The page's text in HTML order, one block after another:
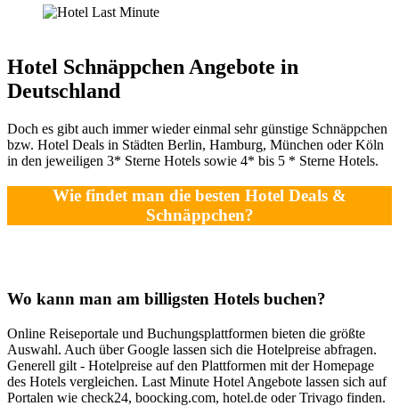
Hotel Schnäppchen Angebote in
Deutschland
Doch es gibt auch immer wieder einmal sehr günstige Schnäppchen
bzw. Hotel Deals in Städten Berlin, Hamburg, München oder Köln
in den jeweiligen 3* Sterne Hotels sowie 4* bis 5 * Sterne Hotels.
Wie findet man die besten Hotel Deals &
Schnäppchen?
Wo kann man am billigsten Hotels buchen?
Online Reiseportale und Buchungsplattformen bieten die größte
Auswahl. Auch über Google lassen sich die Hotelpreise abfragen.
Generell gilt - Hotelpreise auf den Plattformen mit der Homepage
des Hotels vergleichen. Last Minute Hotel Angebote lassen sich auf
Portalen wie check24, boocking.com, hotel.de oder Trivago finden.